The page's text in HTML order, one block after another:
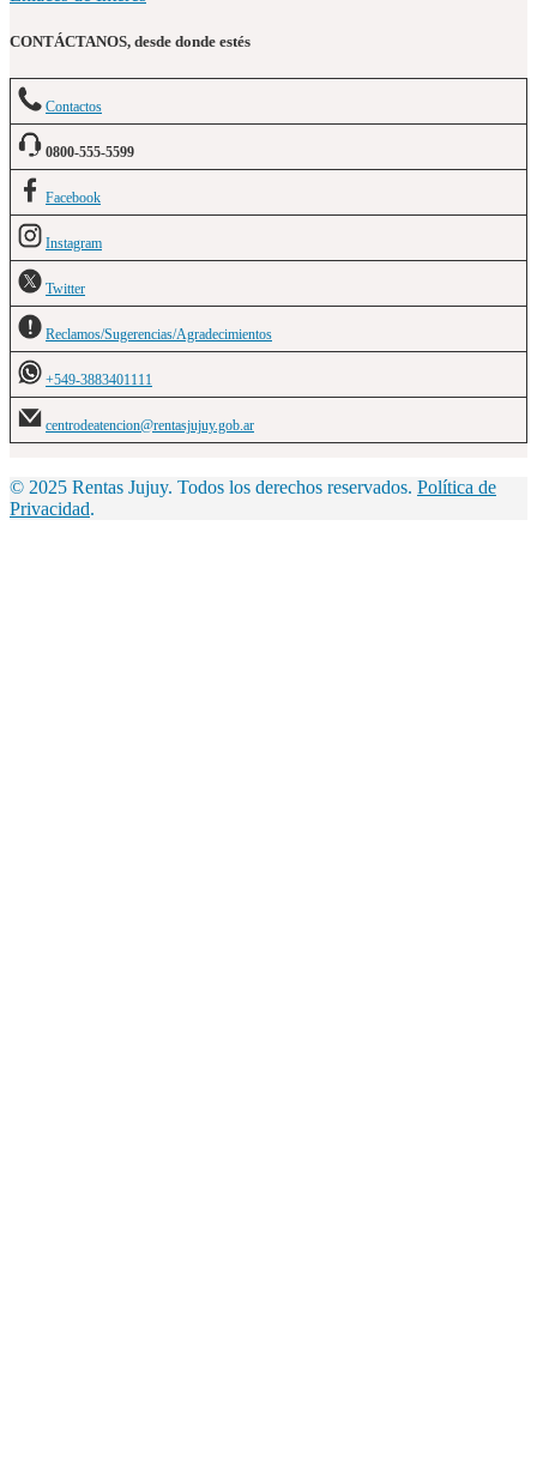
CONTÁCTANOS, desde donde estés
Contactos
0800-555-5599
Facebook
Instagram
Twitter
Reclamos/Sugerencias/Agradecimientos
+549-3883401111
centrodeatencion@rentasjujuy.gob.ar
© 2025 Rentas Jujuy. Todos los derechos reservados. Política de
Privacidad.